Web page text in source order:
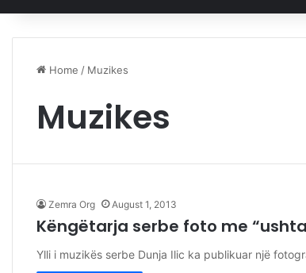
Home / Muzikes
Muzikes
Zemra Org August 1, 2013
Këngëtarja serbe foto me
Ylli i muzikës serbe Dunja Ilic ka publikuar një